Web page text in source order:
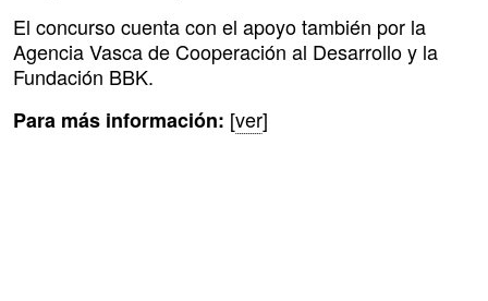
El concurso cuenta con el apoyo también por la
Agencia Vasca de Cooperación al Desarrollo y la
Fundación BBK.
Para más información: [ver]